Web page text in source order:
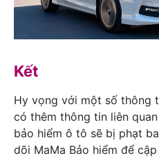
Kết
Hy vọng với một số thông
có thêm thông tin liên
bảo hiểm ô tô sẽ bị phạt
dõi MaMa Bảo hiểm để